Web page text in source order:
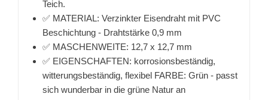
Teich.
✅ MATERIAL: Verzinkter Eisendraht mit PVC
Beschichtung - Drahtstärke 0,9 mm
✅ MASCHENWEITE: 12,7 x 12,7 mm
✅ EIGENSCHAFTEN: korrosionsbeständig,
witterungsbeständig, flexibel FARBE: Grün - passt
sich wunderbar in die grüne Natur an